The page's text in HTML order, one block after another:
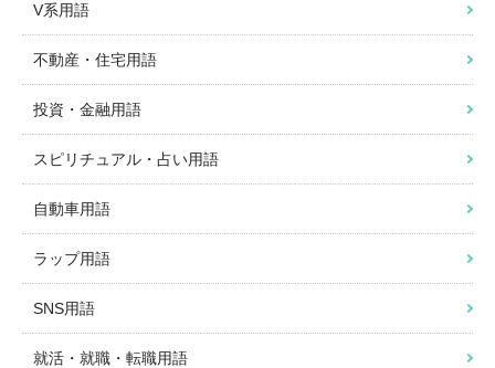
V系用語
不動産・住宅用語
投資・金融用語
スピリチュアル・占い用語
自動車用語
ラップ用語
SNS用語
就活・就職・転職用語